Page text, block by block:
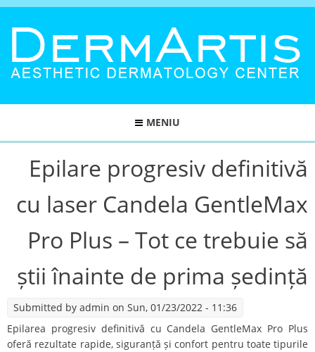
MENIU
Epilare progresiv definitivă
cu laser Candela GentleMax
Pro Plus – Tot ce trebuie să
știi înainte de prima ședință
Submitted by admin on Sun, 01/23/2022 - 11:36
Epilarea progresiv definitivă cu Candela GentleMax Pro Plus
oferă rezultate rapide, siguranță și confort pentru toate tipurile